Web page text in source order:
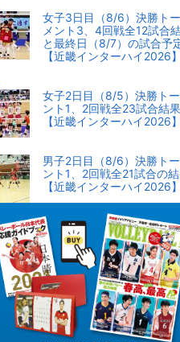
女子3日目（8/6）決勝ト
メント3、4回戦全12試合
と最終日（8/7）の試合予
【近畿インターハイ2026】
女子2日目（8/5）決勝ト
ント1、2回戦全23試合結果
【近畿インターハイ2026】
男子2日目（8/6）決勝ト
ント1、2回戦全21試合の
【近畿インターハイ2026】